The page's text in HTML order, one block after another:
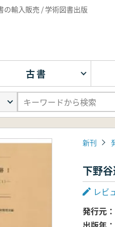
の輸入販売 / 学術図書出版
古書
新刊
下野
レビ
発行元